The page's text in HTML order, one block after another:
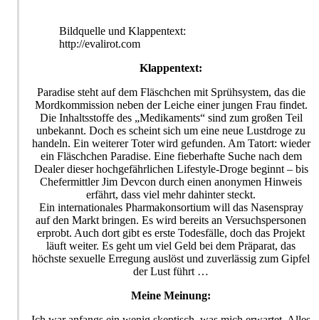
Bildquelle und Klappentext:
http://evalirot.com
Klappentext:
Paradise steht auf dem Fläschchen mit Sprühsystem, das die
Mordkommission neben der Leiche einer jungen Frau findet.
Die Inhaltsstoffe des „Medikaments“ sind zum großen Teil
unbekannt. Doch es scheint sich um eine neue Lustdroge zu
handeln. Ein weiterer Toter wird gefunden. Am Tatort: wieder
ein Fläschchen Paradise. Eine fieberhafte Suche nach dem
Dealer dieser hochgefährlichen Lifestyle-Droge beginnt – bis
Chefermittler Jim Devcon durch einen anonymen Hinweis
erfährt, dass viel mehr dahinter steckt.
Ein internationales Pharmakonsortium will das Nasenspray
auf den Markt bringen. Es wird bereits an Versuchspersonen
erprobt. Auch dort gibt es erste Todesfälle, doch das Projekt
läuft weiter. Es geht um viel Geld bei dem Präparat, das
höchste sexuelle Erregung auslöst und zuverlässig zum Gipfel
der Lust führt …
Meine Meinung: